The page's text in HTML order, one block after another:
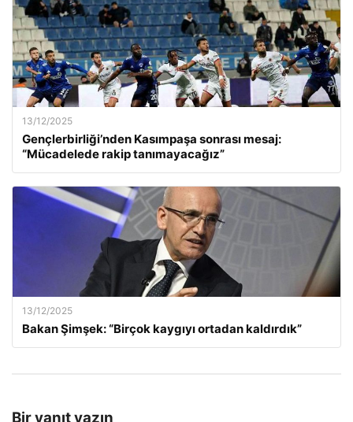
13/12/2025
Gençlerbirliği’nden Kasımpaşa sonrası mesaj:
“Mücadelede rakip tanımayacağız”
13/12/2025
Bakan Şimşek: “Birçok kaygıyı ortadan kaldırdık”
Bir yanıt yazın